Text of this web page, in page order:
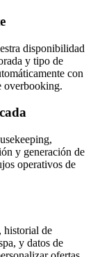
disponibilidad
y tipo de
con
overbooking.
y generación de
operativos de
historial de
y datos de